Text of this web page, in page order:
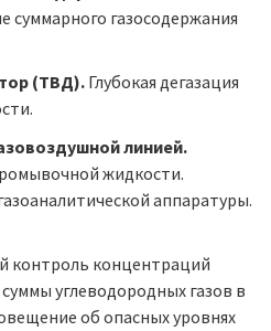
суммарного газосодержания
(ТВД). Глубокая дегазация
линией.
жидкости.
аппаратуры.
контроль концентраций
углеводородных газов в
об опасных уровнях